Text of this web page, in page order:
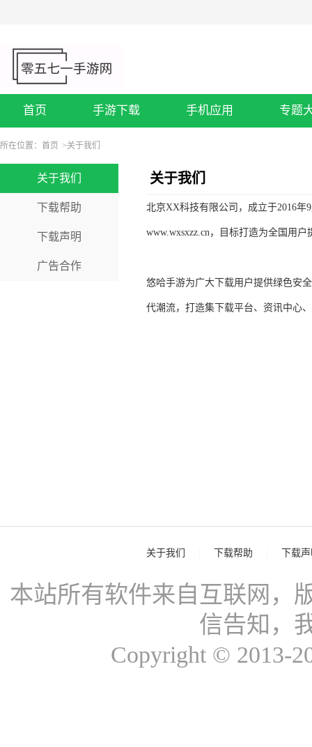
首页 手游下载 手机应用 专题
所在位置： 首页 >关于我们
关于我们
下载帮助
下载声明
广告合作
关于我们
北京XX科技有限公司，成立于2016
www.wxsxzz.cn，目标打造为全国用
悠哈手游为广大下载用户提供绿色安
代潮流，打造集下载平台、资讯中心
关于我们 下载帮助 下载
本站所有软件来自互联网，
信告知，
Copyright © 2013-